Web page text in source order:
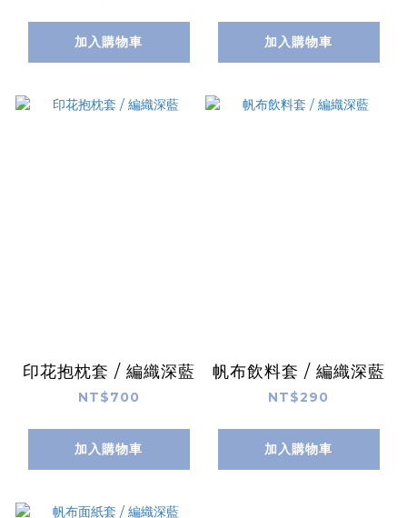
加入購物車 加入購物車
印花抱枕套 / 編織深藍
NT$700
加入購物車
帆布飲料套 / 編織深藍
NT$290
加入購物車